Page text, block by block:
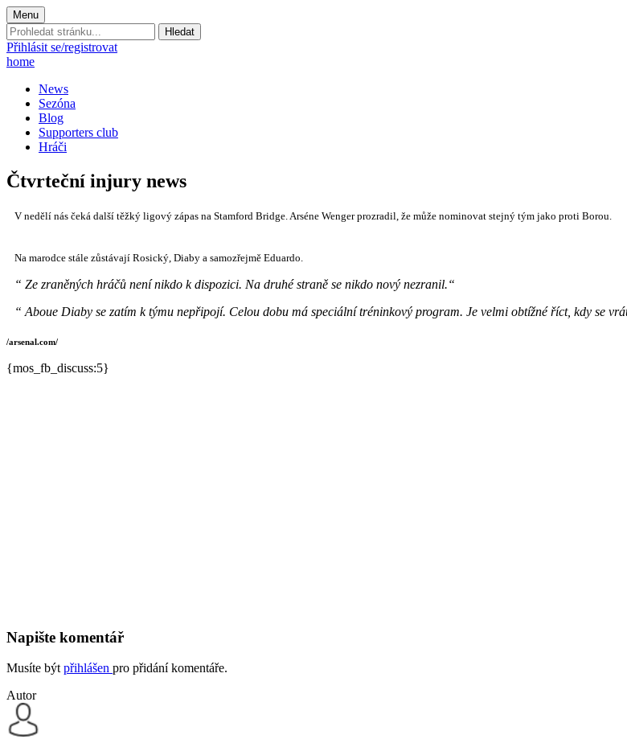
Menu
Prohledat
stránku:
Přihlásit se/registrovat
home
News
Sezóna
Blog
Supporters club
Hráči
Čtvrteční injury news
V nedělí nás čeká další těžký ligový zápas na Stamford Bridge. Arséne Wenger prozradil, že může nominovat stejný tým jako proti Borou.
Na marodce stále zůstávají Rosický, Diaby a samozřejmě Eduardo.
“ Ze zraněných hráčů není nikdo k dispozici. Na druhé straně se nikdo nový nezranil.“
“ Aboue Diaby se zatím k týmu nepřipojí. Celou dobu má speciální tréninkový program. Je velmi obtížné říct, kdy se
/arsenal.com/
{mos_fb_discuss:5}
Napište komentář
Musíte být přihlášen pro přidání komentáře.
Autor